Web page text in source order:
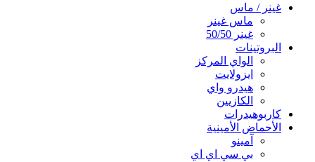
غينر / ماس
ماس غينر
غينر 50/50
البروتينات
الواي المركز
ايزولايت
هيدرو واي
الكازيين
كاربوهيدرات
الأحماض الأمينية
آمينو
بي سي اي اي